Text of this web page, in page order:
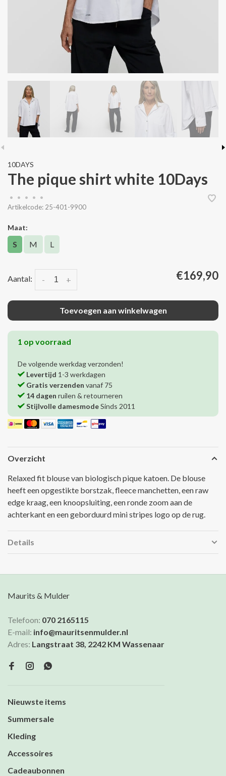
10DAYS
The pique shirt white 10Days
• • • •
•
Artikelcode: 25-401-9900
Maat:
S M L
Aantal: +
- €169,90
Toevoegen aan winkelwagen
1 op voorraad
De volgende werkdag verzonden!
Levertijd 1-3 werkdagen
Gratis verzenden vanaf 75
14 dagen ruilen & retourneren
Stijlvolle damesmodeSinds 2011
Overzicht
Relaxed fit blouse van biologisch pique katoen. De blouse
heeft een opgestikte borstzak, fleece manchetten, een raw
edge kraag, een knoopsluiting, een ronde zoom aan de
achterkant en een geborduurd mini stripes logo op de rug.
Details
Maurits & Mulder
Telefoon: 070 2165115
E-mail: info@mauritsenmulder.nl
Adres: Langstraat 38, 2242 KM Wassenaar
Nieuwste items
Summersale
Kleding
Accessoires
Cadeaubonnen